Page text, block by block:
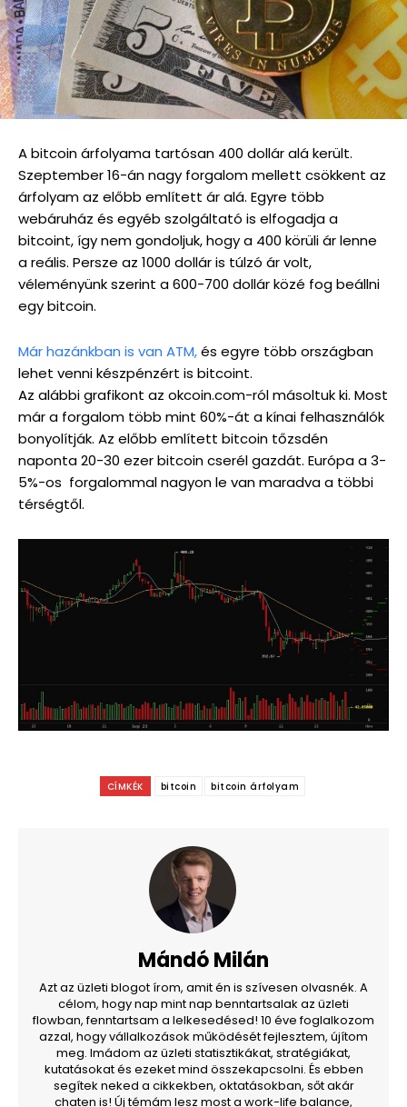
A bitcoin árfolyama tartósan 400 dollár alá került.
Szeptember 16-án nagy forgalom mellett csökkent az
árfolyam az előbb említett ár alá. Egyre több
webáruház és egyéb szolgáltató is elfogadja a
bitcoint, így nem gondoljuk, hogy a 400 körüli ár lenne
a reális. Persze az 1000 dollár is túlzó ár volt,
véleményünk szerint a 600-700 dollár közé fog beállni
egy bitcoin.
Már hazánkban is van ATM,és egyre több országban
lehet venni készpénzért is bitcoint.
Az alábbi grafikont az okcoin.com-ról másoltuk ki. Most
már a forgalom több mint 60%-át a kínai felhasználók
bonyolítják. Az előbb említett bitcoin tőzsdén
naponta 20-30 ezer bitcoin cserél gazdát. Európa a 3-
5%-os forgalommal nagyon le van maradva a többi
térségtől.
CÍMKÉK bitcoin bitcoin árfolyam
Mándó Milán
Azt az üzleti blogot írom, amit én is szívesen olvasnék. A
célom, hogy nap mint nap benntartsalak az üzleti
flowban, fenntartsam a lelkesedésed! 10 éve foglalkozom
azzal, hogy vállalkozások működését fejlesztem, újítom
meg. Imádom az üzleti statisztikákat, stratégiákat,
kutatásokat és ezeket mind összekapcsolni. És ebben
segítek neked a cikkekben, oktatásokban, sőt akár
chaten is! Új témám lesz most a work-life balance,